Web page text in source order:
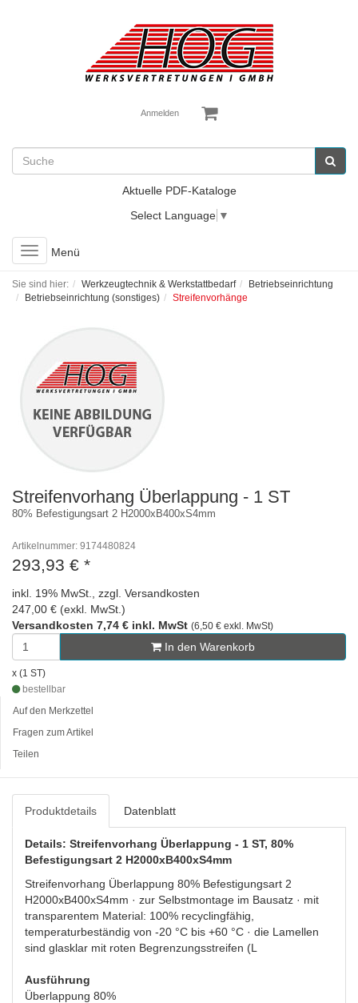
Anmelden
Aktuelle PDF-Kataloge
Select Language ▼
Toggle
navigation
Menü
Sie sind hier: Werkzeugtechnik & Werkstattbedarf
Betriebseinrichtung
Betriebseinrichtung (sonstiges)
Streifenvorhänge
Streifenvorhang Überlappung - 1 ST
80% Befestigungsart 2 H2000xB400xS4mm
Artikelnummer: 9174480824
293,93 € *
inkl. 19% MwSt., zzgl. Versandkosten
247,00 € (exkl. MwSt.)
Versandkosten 7,74 € inkl. MwSt (6,50 € exkl. MwSt)
In den Warenkorb
x (1 ST)
bestellbar
Auf den Merkzettel
Fragen zum Artikel
Teilen
Produktdetails Datenblatt
Details: Streifenvorhang Überlappung - 1 ST, 80%
Befestigungsart 2 H2000xB400xS4mm
Streifenvorhang Überlappung 80% Befestigungsart 2
H2000xB400xS4mm · zur Selbstmontage im Bausatz · mit
transparentem Material: 100% recyclingfähig,
temperaturbeständig von -20 °C bis +60 °C · die Lamellen
sind glasklar mit roten Begrenzungsstreifen (L
Ausführung
Überlappung 80%